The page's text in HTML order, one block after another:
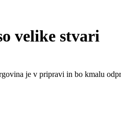
velike stvari
je v pripravi in ​​bo kmalu